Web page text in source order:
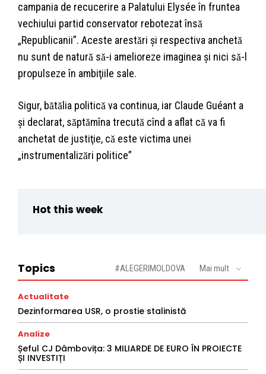
campania de recucerire a Palatului Elysée în fruntea
vechiului partid conservator rebotezat însǎ
„Republicanii”. Aceste arestǎri şi respectiva anchetǎ
nu sunt de naturǎ sǎ-i amelioreze imaginea şi nici sǎ-l
propulseze în ambiţiile sale.
Sigur, bǎtǎlia politicǎ va continua, iar Claude Guéant a
şi declarat, sǎptǎmîna trecutǎ cînd a aflat cǎ va fi
anchetat de justiţie, cǎ este victima unei
„instrumentalizǎri politice”
Hot this week
Topics #ALEGERIMOLDOVA Mai mult
Actualitate
Dezinformarea USR, o prostie stalinistă
Analize
Șeful CJ Dâmbovița: 3 MILIARDE DE EURO ÎN PROIECTE
ȘI INVESTIȚI